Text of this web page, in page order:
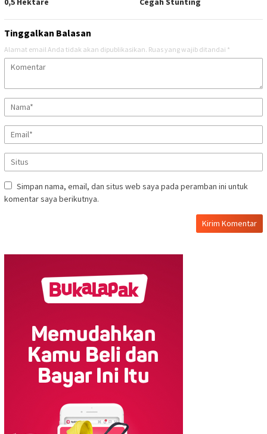
Tinggalkan Balasan
Alamat email Anda tidak akan dipublikasikan. Ruas yang wajib ditandai *
Simpan nama, email, dan situs web saya pada peramban ini untuk
komentar saya berikutnya.